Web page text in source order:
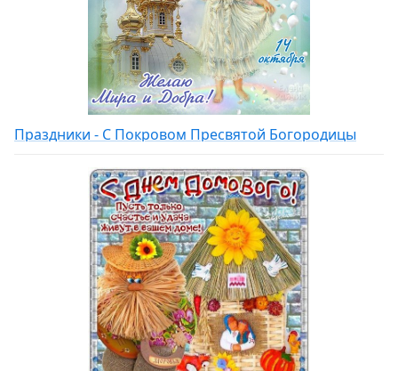
Праздники - С Покровом Пресвятой Богородицы